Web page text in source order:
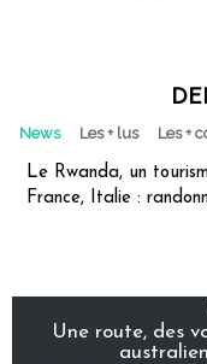
News Les + lus Les +
Le Rwanda, un
France, Italie :
Une route, des